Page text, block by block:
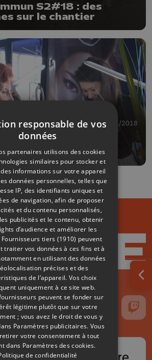
S2#18 : des
sur le chantier
27/01/2018
journée cocooning
nous sur Instagram
Suivez-nous sur TikTokSuivez-nous sur YouTube
Suivez-nous
responsable de vos
données
partenaires utilisons des cookies
similaires pour stocker et
informations sur votre appareil
données personnelles, telles que
IP, des identifiants uniques et
de navigation, afin de proposer
et du contenu personnalisés,
publicités et le contenu, obtenir
d’audience et améliorer les
Fournisseurs tiers (1910) peuvent
traiter vos données à ces fins et à
en utilisant des données
précises et des
de l’appareil. Vos choix
uniquement à ce site web.
peuvent se fonder sur
légitime plutôt que sur votre
; vous avez le droit de vous y
Paramètres publicitaires. Vous
votre consentement à tout
dans Paramètres des cookies.
de confidentialité